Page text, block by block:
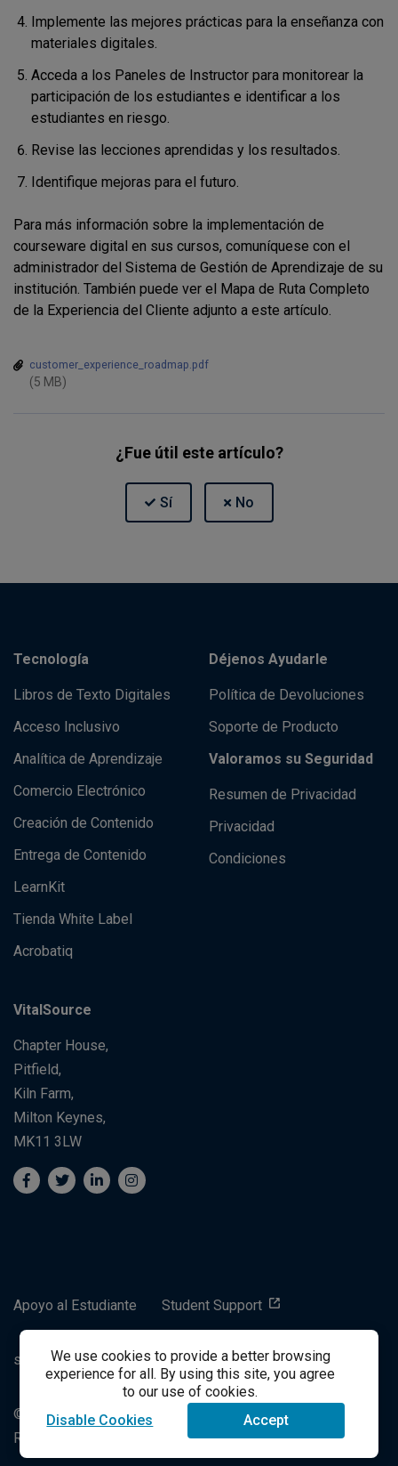
We use cookies to provide a better browsing
experience for all. By using this site, you agree
to our use of cookies.
Disable Cookies
Accept
Implemente las mejores prácticas para la enseñanza con
materiales digitales.
Acceda a los Paneles de Instructor para monitorear la
participación de los estudiantes e identificar a los
estudiantes en riesgo.
Revise las lecciones aprendidas y los resultados.
Identifique mejoras para el futuro.
Para más información sobre la implementación de
courseware digital en sus cursos, comuníquese con el
administrador del Sistema de Gestión de Aprendizaje de su
institución. También puede ver el Mapa de Ruta Completo
de la Experiencia del Cliente adjunto a este artículo.
customer_experience_roadmap.pdf
(5 MB)
¿Fue útil este artículo?
Tecnología
Libros de Texto Digitales
Acceso Inclusivo
Analítica de Aprendizaje
Comercio Electrónico
Creación de Contenido
Entrega de Contenido
LearnKit
Tienda White Label
Acrobatiq
Déjenos Ayudarle
Política de Devoluciones
Soporte de Producto
Valoramos su Seguridad
Resumen de Privacidad
Privacidad
Condiciones
VitalSource
Chapter House,
Pitfield,
Kiln Farm,
Milton Keynes,
MK11 3LW
Apoyo al Estudiante Student Support
success@vitalsource.com
© Derechos de autor 2021 VitalSource Technologies LLC
Reservados Todos los Derechos